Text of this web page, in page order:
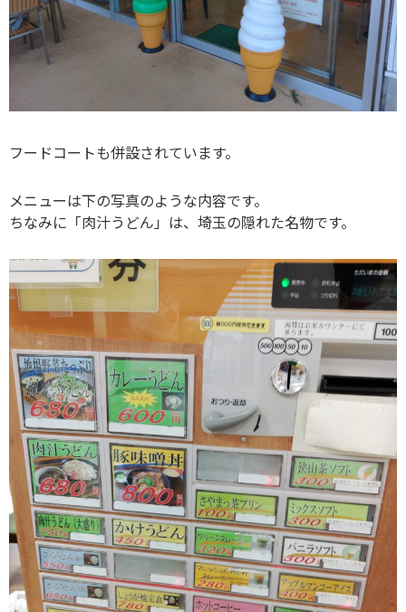
フードコートも併設されています。
メニューは下の写真のような内容です。
ちなみに「肉汁うどん」は、埼玉の隠れた名物です。